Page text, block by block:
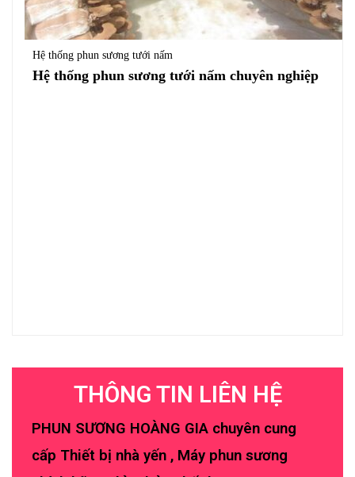
Hệ thống phun sương tưới nấm
Hệ thống phun sương tưới nấm chuyên nghiệp
THÔNG TIN LIÊN HỆ
PHUN SƯƠNG HOÀNG GIA chuyên cung
cấp Thiết bị nhà yến , Máy phun sương